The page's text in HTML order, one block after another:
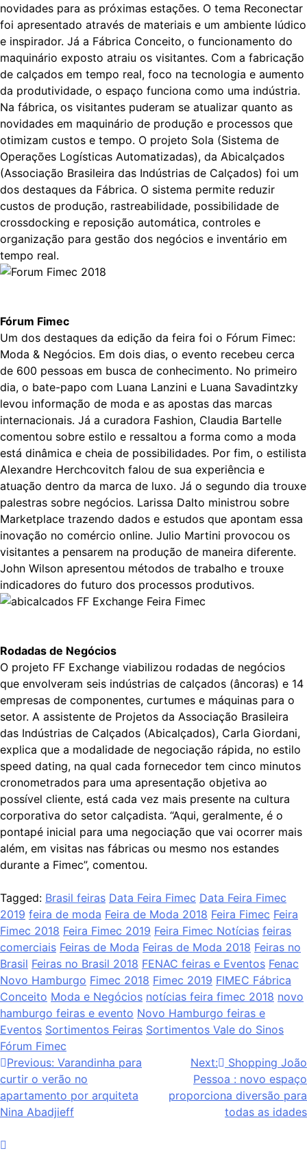
novidades para as próximas estações. O tema Reconectar
foi apresentado através de materiais e um ambiente lúdico
e inspirador. Já a Fábrica Conceito, o funcionamento do
maquinário exposto atraiu os visitantes. Com a fabricação
de calçados em tempo real, foco na tecnologia e aumento
da produtividade, o espaço funciona como uma indústria.
Na fábrica, os visitantes puderam se atualizar quanto as
novidades em maquinário de produção e processos que
otimizam custos e tempo. O projeto Sola (Sistema de
Operações Logísticas Automatizadas), da Abicalçados
(Associação Brasileira das Indústrias de Calçados) foi um
dos destaques da Fábrica. O sistema permite reduzir
custos de produção, rastreabilidade, possibilidade de
crossdocking e reposição automática, controles e
organização para gestão dos negócios e inventário em
tempo real.
Fórum Fimec
Um dos destaques da edição da feira foi o Fórum Fimec:
Moda & Negócios. Em dois dias, o evento recebeu cerca
de 600 pessoas em busca de conhecimento. No primeiro
dia, o bate-papo com Luana Lanzini e Luana Savadintzky
levou informação de moda e as apostas das marcas
internacionais. Já a curadora Fashion, Claudia Bartelle
comentou sobre estilo e ressaltou a forma como a moda
está dinâmica e cheia de possibilidades. Por fim, o estilista
Alexandre Herchcovitch falou de sua experiência e
atuação dentro da marca de luxo. Já o segundo dia trouxe
palestras sobre negócios. Larissa Dalto ministrou sobre
Marketplace trazendo dados e estudos que apontam essa
inovação no comércio online. Julio Martini provocou os
visitantes a pensarem na produção de maneira diferente.
John Wilson apresentou métodos de trabalho e trouxe
indicadores do futuro dos processos produtivos.
Rodadas de Negócios
O projeto FF Exchange viabilizou rodadas de negócios
que envolveram seis indústrias de calçados (âncoras) e 14
empresas de componentes, curtumes e máquinas para o
setor. A assistente de Projetos da Associação Brasileira
das Indústrias de Calçados (Abicalçados), Carla Giordani,
explica que a modalidade de negociação rápida, no estilo
speed dating, na qual cada fornecedor tem cinco minutos
cronometrados para uma apresentação objetiva ao
possível cliente, está cada vez mais presente na cultura
corporativa do setor calçadista. “Aqui, geralmente, é o
pontapé inicial para uma negociação que vai ocorrer mais
além, em visitas nas fábricas ou mesmo nos estandes
durante a Fimec”, comentou.
Tagged: Brasil feiras Data Feira Fimec Data Feira Fimec
2019 feira de moda Feira de Moda 2018 Feira Fimec Feira
Fimec 2018 Feira Fimec 2019 Feira Fimec Notícias feiras
comerciais Feiras de Moda Feiras de Moda 2018 Feiras no
Brasil Feiras no Brasil 2018 FENAC feiras e Eventos Fenac
Novo Hamburgo Fimec 2018 Fimec 2019 FIMEC Fábrica
Conceito Moda e Negócios notícias feira fimec 2018 novo
hamburgo feiras e evento Novo Hamburgo feiras e
Eventos Sortimentos Feiras Sortimentos Vale do Sinos
Fórum Fimec
Navegação
de
Post
Previous: Varandinha para
curtir o verão no
apartamento por arquiteta
Nina Abadjieff
Next:
Shopping João
Pessoa : novo espaço
proporciona diversão para
todas as idades